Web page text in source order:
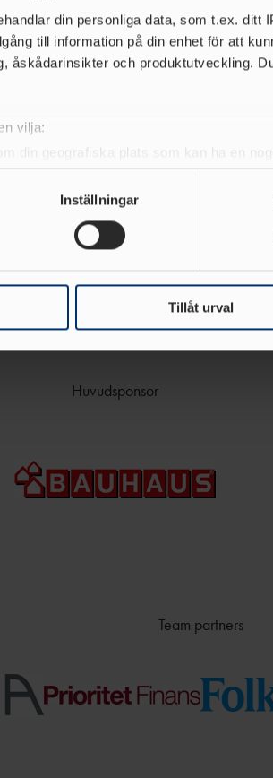
din personliga data, som t.ex. ditt
till information på din enhet för att
åskådarinsikter och produktutveckling.
vilja:
din geografiska plats som kan ha en
uppgifter behandlas och ställ in
när som helst från cookie-förklaringen.
trafik. Vi vidarebefordrar även sådana
och analysföretag som vi samarbetar
har tillhandahållit eller som de har
Inställningar
Tillåt urval
1,5km-varv.
km (tre varv à 1,5 km).
(ISM, IJSM eller
200m, 800m,
Huvudsponsor
Team partners